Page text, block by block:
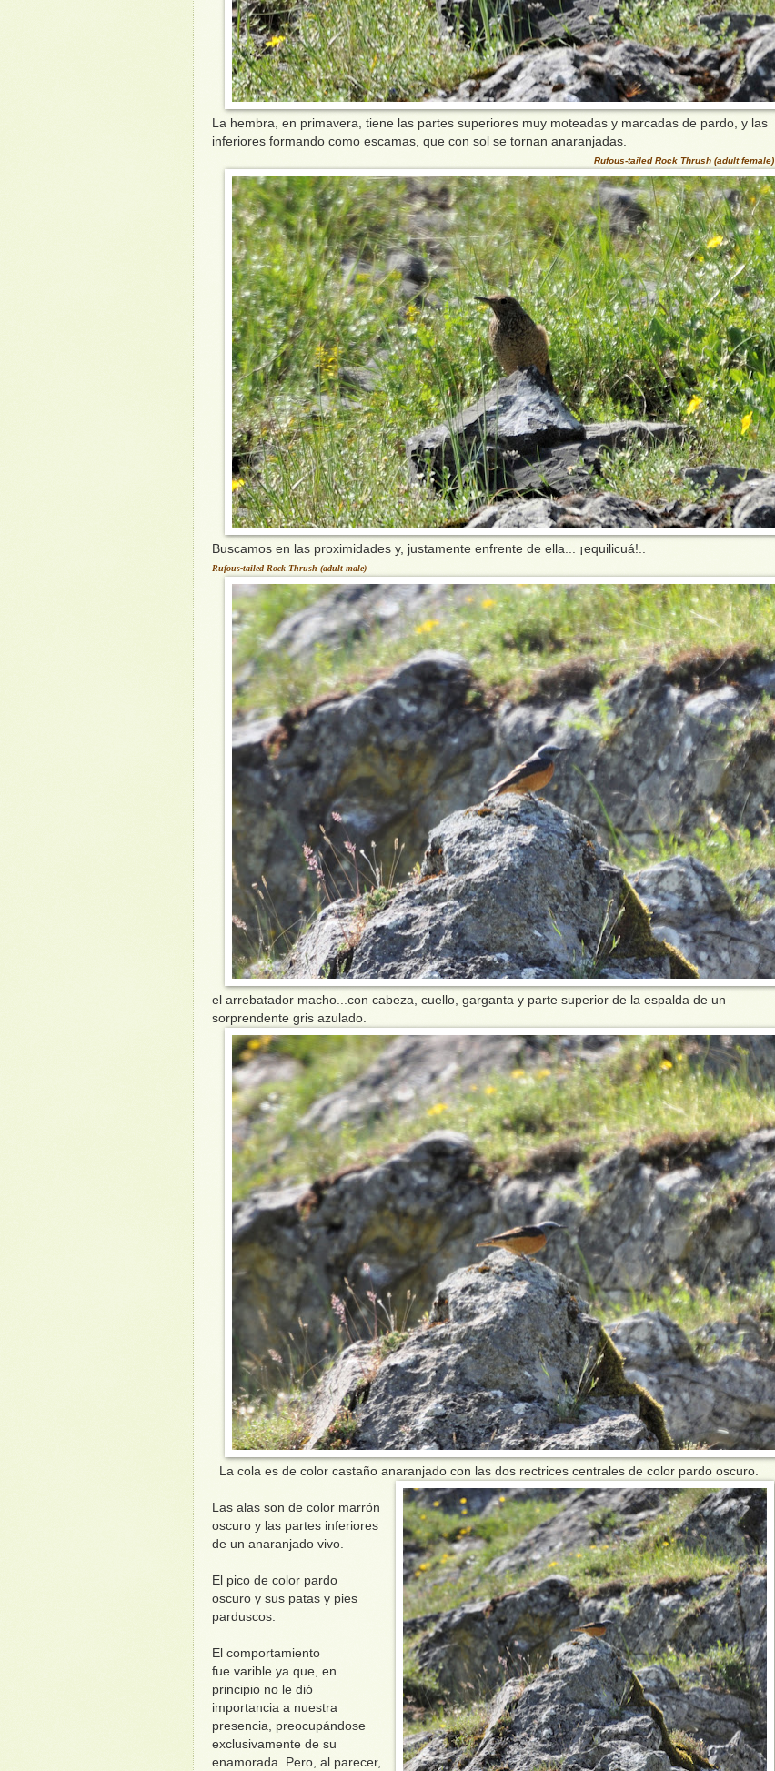
La hembra, en primavera, tiene las partes superiores muy moteadas y marcadas de pardo, y las
inferiores formando como escamas, que con sol se tornan anaranjadas.
Rufous-tailed Rock Thrush (adult female)
Buscamos en las proximidades y, justamente enfrente de ella... ¡equilicuá!..
Rufous-tailed Rock Thrush (adult male)
el arrebatador macho...con cabeza, cuello, garganta y parte superior de la espalda de un
sorprendente gris azulado.
La cola es de color castaño anaranjado con las dos rectrices centrales de color pardo oscuro.
Las alas son de color marrón
oscuro y las partes inferiores
de un anaranjado vivo.
El pico de color pardo
oscuro y sus patas y pies
parduscos.
El comportamiento
fue varible ya que, en
principio no le dió
importancia a nuestra
presencia, preocupándose
exclusivamente de su
enamorada. Pero, al parecer,